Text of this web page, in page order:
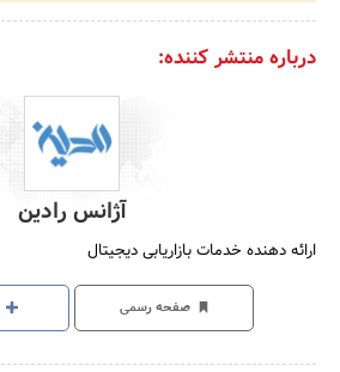
درباره منتشر کننده:
آژانس رادین
ارائه دهنده خدمات بازاریابی دیجیتال
صفحه رسمی